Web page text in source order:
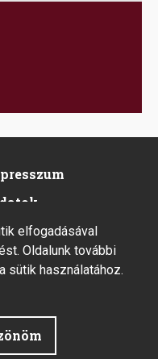
elfogadásával
Oldalunk további
sütik használatához.